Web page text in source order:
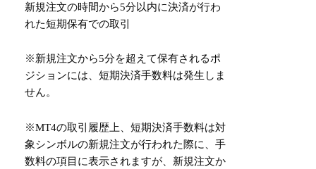
新規注文の時間から5分以内に決済が行わ
れた短期保有での取引
※新規注文から5分を超えて保有されるポ
ジションには、短期決済手数料は発生しま
せん。
※MT4の取引履歴上、短期決済手数料は対
象シンボルの新規注文が行われた際に、手
数料の項目に表示されますが、新規注文か